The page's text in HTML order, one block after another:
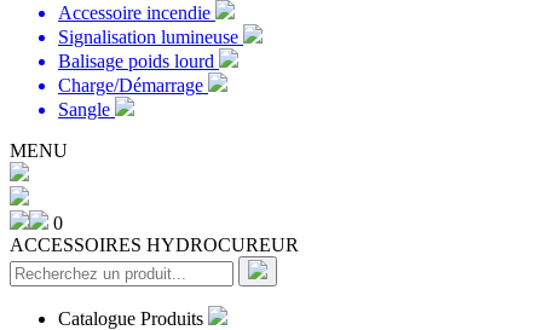
Accessoire incendie
Signalisation lumineuse
Balisage poids lourd
Charge/Démarrage
Sangle
MENU
0
ACCESSOIRES HYDROCUREUR
Catalogue Produits